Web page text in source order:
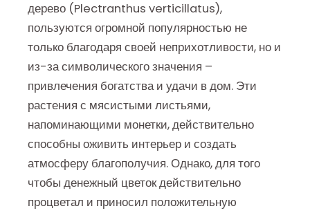
дерево (Plectranthus verticillatus),
пользуются огромной популярностью не
только благодаря своей неприхотливости, но и
из-за символического значения –
привлечения богатства и удачи в дом. Эти
растения с мясистыми листьями,
напоминающими монетки, действительно
способны оживить интерьер и создать
атмосферу благополучия. Однако, для того
чтобы денежный цветок действительно
процветал и приносил положительную